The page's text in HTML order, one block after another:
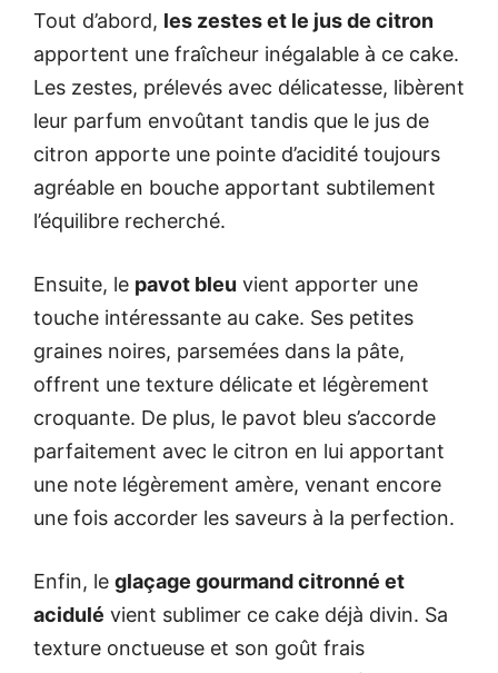
Tout d’abord, les zestes et le jus de citron
apportent une fraîcheur inégalable à ce cake.
Les zestes, prélevés avec délicatesse, libèrent
leur parfum envoûtant tandis que le jus de
citron apporte une pointe d’acidité toujours
agréable en bouche apportant subtilement
l’équilibre recherché.
Ensuite, le pavot bleu vient apporter une
touche intéressante au cake. Ses petites
graines noires, parsemées dans la pâte,
offrent une texture délicate et légèrement
croquante. De plus, le pavot bleu s’accorde
parfaitement avec le citron en lui apportant
une note légèrement amère, venant encore
une fois accorder les saveurs à la perfection.
Enfin, le glaçage gourmand citronné et
acidulé vient sublimer ce cake déjà divin. Sa
texture onctueuse et son goût frais